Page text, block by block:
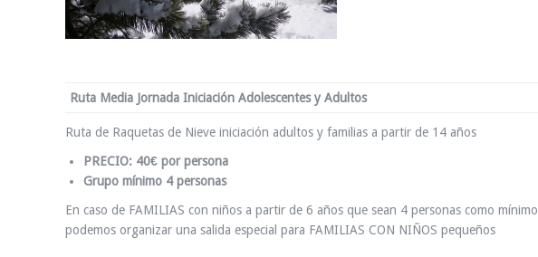
Ruta Media Jornada Iniciación Adolescentes y Adultos
Ruta de Raquetas de Nieve iniciación adultos y familias a partir de 14 años
PRECIO: 40€ por persona
Grupo mínimo 4 personas
En caso de FAMILIAS con niños a partir de 6 años que sean 4 personas como mínimo
podemos organizar una salida especial para FAMILIAS CON NIÑOS pequeños